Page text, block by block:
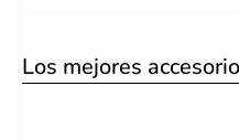
Los mejores